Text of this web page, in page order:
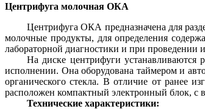
Центрифуга молочная ОКА
Центрифуга ОКА предназначена для
молочные продукты, для определения
лабораторной диагностики и при
На диске центрифуги устанавливаются
исполнении. Она оборудована таймером и
органического стекла. В отличие от ранее
расположен компактный электронный блок, с
Технические характеристики: